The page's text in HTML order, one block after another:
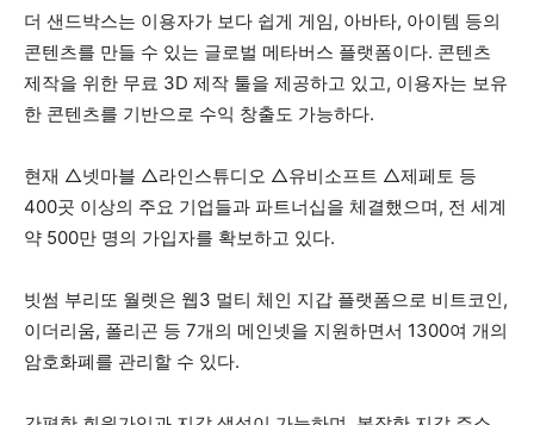
더 샌드박스는 이용자가 보다 쉽게 게임, 아바타, 아이템 등의
콘텐츠를 만들 수 있는 글로벌 메타버스 플랫폼이다. 콘텐츠
제작을 위한 무료 3D 제작 툴을 제공하고 있고, 이용자는 보유
한 콘텐츠를 기반으로 수익 창출도 가능하다.
현재 △넷마블 △라인스튜디오 △유비소프트 △제페토 등
400곳 이상의 주요 기업들과 파트너십을 체결했으며, 전 세계
약 500만 명의 가입자를 확보하고 있다.
빗썸 부리또 월렛은 웹3 멀티 체인 지갑 플랫폼으로 비트코인,
이더리움, 폴리곤 등 7개의 메인넷을 지원하면서 1300여 개의
암호화폐를 관리할 수 있다.